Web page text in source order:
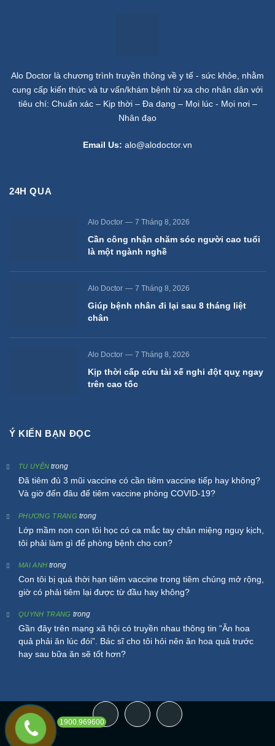
Alo Doctor là chương trình truyền thông về y tế - sức khỏe, nhằm
cung cấp kiến thức và tư vấn/khám bệnh từ xa cho nhân dân với
tiêu chí: Chuẩn xác – Kịp thời – Đa dạng – Mọi lúc - Mọi nơi –
Nhân đạo
Email Us: alo@alodoctor.vn
24H QUA
Alo Doctor 7 Tháng 8, 2026
Cần công nhận chăm sóc người cao tuổi
là một ngành nghề
Alo Doctor 7 Tháng 8, 2026
Giúp bệnh nhân đi lại sau 8 tháng liệt
chân
Alo Doctor 7 Tháng 8, 2026
Kịp thời cấp cứu tài xế nghi đột quỵ ngay
trên cao tốc
Ý KIẾN BẠN ĐỌC
TU UYÊN trong
Đã tiêm đủ 3 mũi vaccine có cần tiêm vaccine tiếp hay không?
Và giờ đến đâu để tiêm vaccine phòng COVID-19?
PHƯƠNG TRANG trong
Lớp mầm non con tôi học có ca mắc tay chân miệng nguy kịch,
tôi phải làm gì để phòng bệnh cho con?
MAI ANH trong
Con tôi bị quá thời hạn tiêm vaccine trong tiêm chủng mở rộng,
giờ có phải tiêm lại được từ đầu hay không?
QUYNH TRANG trong
Gần đây trên mạng xã hội có truyền nhau thông tin “Ăn hoa
quả phải ăn lúc đói”. Bác sĩ cho tôi hỏi nên ăn hoa quả trước
hay sau bữa ăn sẽ tốt hơn?
Facebook Instagram YouTube
1900.969600